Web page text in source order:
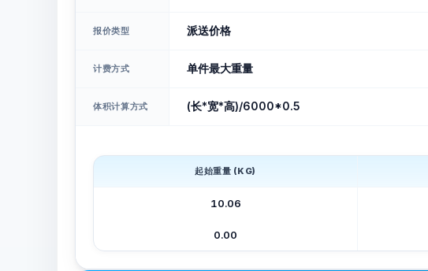
报价类型 派送价格
计费方式 单件最大重量
体积计算方式 (长*宽*高)/6000*0.5
起始重量 (KG)
10.06
0.00